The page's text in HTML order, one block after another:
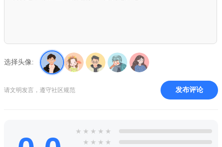
等，一旦认真起来就输了
总之，虽然觉得很违和，但实际上还是很好玩的，推荐给大
2、通过点击式的一键操作快速的滑行;
选择头像:
请文明发言，遵守社区规范 发布评论
★ ★ ★ ★ ★
★ ★ ★ ★